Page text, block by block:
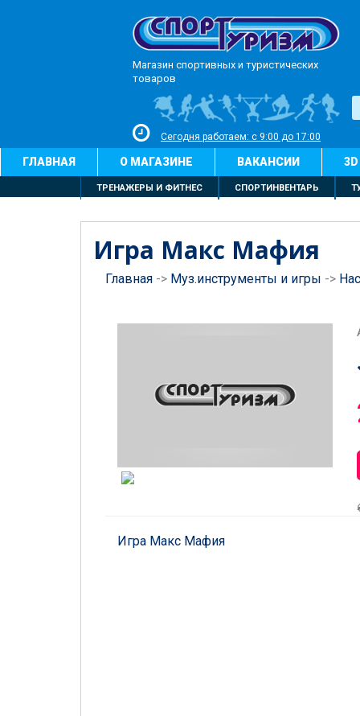
Магазин спортивных и туристических
товаров
Сегодня работаем: с 9:00 до 17:00
ГЛАВНАЯ О МАГАЗИНЕ ВАКАНСИИ
ТРЕНАЖЕРЫ И ФИТНЕС СПОРТИНВЕНТАРЬ
Игра Макс Мафия
Главная -> Муз.инструменты и игры ->
Игра Макс Мафия